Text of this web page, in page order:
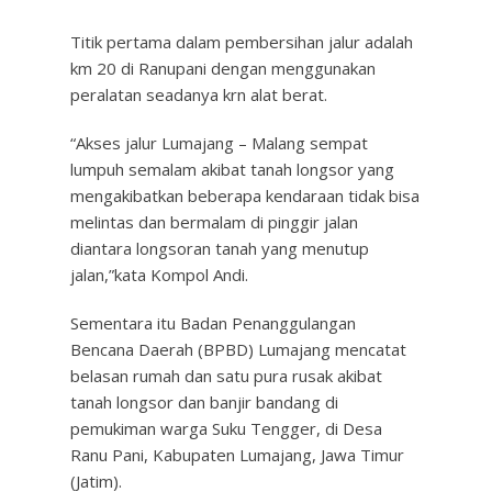
Titik pertama dalam pembersihan jalur adalah
km 20 di Ranupani dengan menggunakan
peralatan seadanya krn alat berat.
“Akses jalur Lumajang – Malang sempat
lumpuh semalam akibat tanah longsor yang
mengakibatkan beberapa kendaraan tidak bisa
melintas dan bermalam di pinggir jalan
diantara longsoran tanah yang menutup
jalan,”kata Kompol Andi.
Sementara itu Badan Penanggulangan
Bencana Daerah (BPBD) Lumajang mencatat
belasan rumah dan satu pura rusak akibat
tanah longsor dan banjir bandang di
pemukiman warga Suku Tengger, di Desa
Ranu Pani, Kabupaten Lumajang, Jawa Timur
(Jatim).